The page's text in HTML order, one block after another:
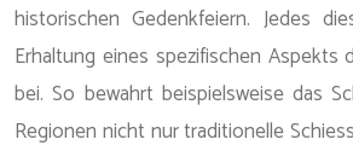
historischen Gedenkfeiern. Jedes
Erhaltung eines spezifischen Aspekts
bei. So bewahrt beispielsweise das
Regionen nicht nur traditionelle